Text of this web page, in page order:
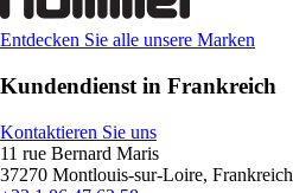
Entdecken Sie alle unsere Marken
Kundendienst in Frankreich
Kontaktieren Sie uns
11 rue Bernard Maris
37270 Montlouis-sur-Loire, Frankreich